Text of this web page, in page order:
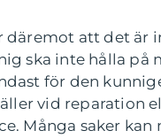
däremot att det är
ska inte hålla på
för den
vid reparation
Många saker kan